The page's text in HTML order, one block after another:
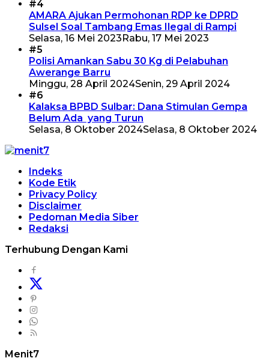
#4
AMARA Ajukan Permohonan RDP ke DPRD
Sulsel Soal Tambang Emas Ilegal di Rampi
Selasa, 16 Mei 2023 Rabu, 17 Mei 2023
#5
Polisi Amankan Sabu 30 Kg di Pelabuhan
Awerange Barru
Minggu, 28 April 2024Senin, 29 April 2024
#6
Kalaksa BPBD Sulbar: Dana Stimulan Gempa
Belum Ada yang Turun
Selasa, 8 Oktober 2024Selasa, 8 Oktober 2024
Indeks
Kode Etik
Privacy Policy
Disclaimer
Pedoman Media Siber
Redaksi
Terhubung Dengan Kami
Menit7